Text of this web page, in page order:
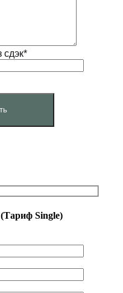
сдэк*
Single)